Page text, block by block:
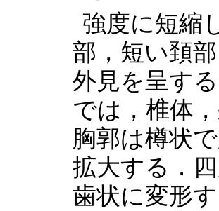
強度に短縮
部，短い頚
外見を呈す
では，椎体
胸郭は樽状
拡大する．
歯状に変形